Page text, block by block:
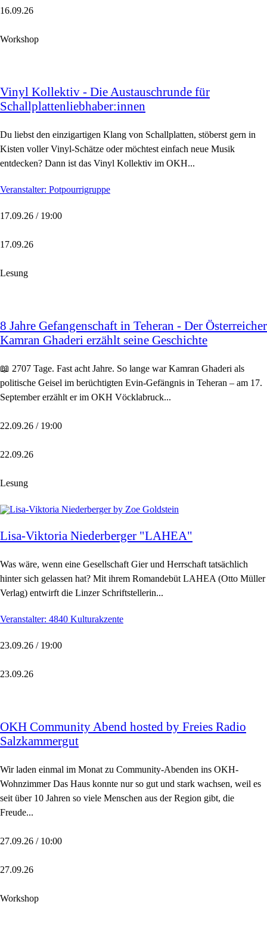
16.09.26
Workshop
Vinyl Kollektiv - Die Austauschrunde für
Schallplattenliebhaber:innen
Du liebst den einzigartigen Klang von Schallplatten, stöberst gern in
Kisten voller Vinyl-Schätze oder möchtest einfach neue Musik
entdecken? Dann ist das Vinyl Kollektiv im OKH...
Veranstalter: Potpourrigruppe
17.09.26 / 19:00
17.09.26
Lesung
8 Jahre Gefangenschaft in Teheran - Der Österreicher
Kamran Ghaderi erzählt seine Geschichte
📖 2707 Tage. Fast acht Jahre. So lange war Kamran Ghaderi als
politische Geisel im berüchtigten Evin-Gefängnis in Teheran – am 17.
September erzählt er im OKH Vöcklabruck...
22.09.26 / 19:00
22.09.26
Lesung
Lisa-Viktoria Niederberger "LAHEA"
Was wäre, wenn eine Gesellschaft Gier und Herrschaft tatsächlich
hinter sich gelassen hat? Mit ihrem Romandebüt LAHEA (Otto Müller
Verlag) entwirft die Linzer Schriftstellerin...
Veranstalter: 4840 Kulturakzente
23.09.26 / 19:00
23.09.26
OKH Community Abend hosted by Freies Radio
Salzkammergut
Wir laden einmal im Monat zu Community-Abenden ins OKH-
Wohnzimmer Das Haus konnte nur so gut und stark wachsen, weil es
seit über 10 Jahren so viele Menschen aus der Region gibt, die
Freude...
27.09.26 / 10:00
27.09.26
Workshop